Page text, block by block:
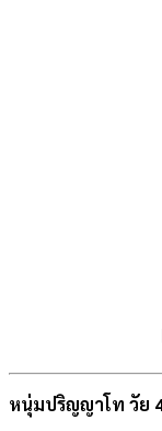
หนุ่มปริญญาโท วัย